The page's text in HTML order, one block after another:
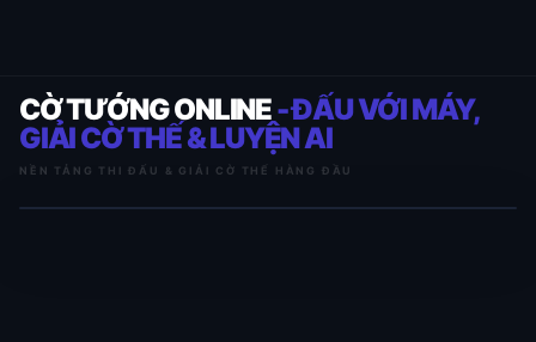
CỜ TƯỚNG ONLINE- ĐẤU VỚI MÁY,
GIẢI CỜ THẾ & LUYỆN AI
NỀN TẢNG THI ĐẤU & GIẢI CỜ THẾ HÀNG ĐẦU